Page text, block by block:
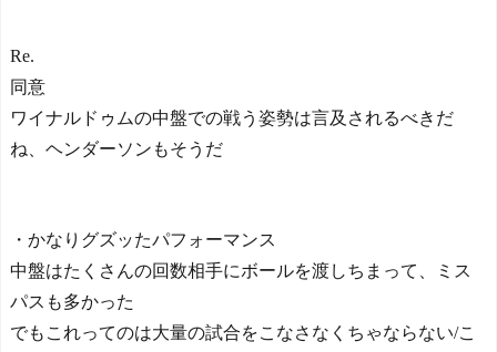
Re.
同意
ワイナルドゥムの中盤での戦う姿勢は言及されるべきだ
ね、ヘンダーソンもそうだ
・かなりグズッたパフォーマンス
中盤はたくさんの回数相手にボールを渡しちまって、ミス
パスも多かった
でもこれってのは大量の試合をこなさなくちゃならない/こ